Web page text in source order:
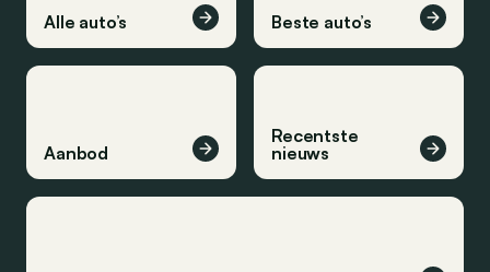
Alle auto’s Beste auto’s
Aanbod
Recentste
nieuws